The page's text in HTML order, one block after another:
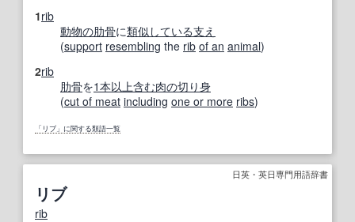
1rib
動物の肋骨に類似している支え
(support resembling the rib of an animal)
2rib
肋骨を1本以上含む肉の切り身
(cut of meat including one or more ribs)
「リブ」に関する類語一覧
日英・英日専門用語辞書
リブ
rib